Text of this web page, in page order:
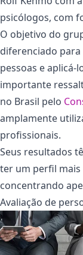
psicólogos, com
O objetivo do
diferenciado
pessoas e aplicá-
importante
no Brasil pelo
amplamente
profissionais.
Seus resultados
ter um perfil mais
concentrando
Avaliação de